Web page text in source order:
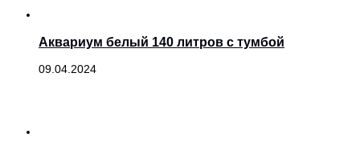
Аквариум белый 140 литров с тумбой
09.04.2024